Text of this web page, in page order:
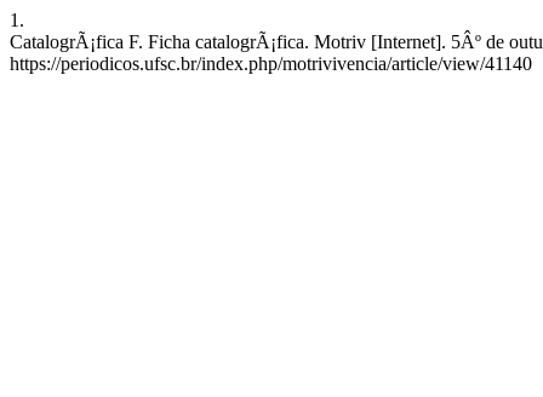
1.
CatalogrÃ¡fica F. Ficha catalogrÃ¡fica. Motriv [Internet]. 5Âº de
https://periodicos.ufsc.br/index.php/motrivivencia/article/view/41140